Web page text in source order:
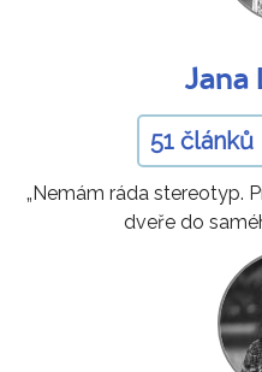
Jana
51 článků
„Nemám ráda stereotyp.
dveře do